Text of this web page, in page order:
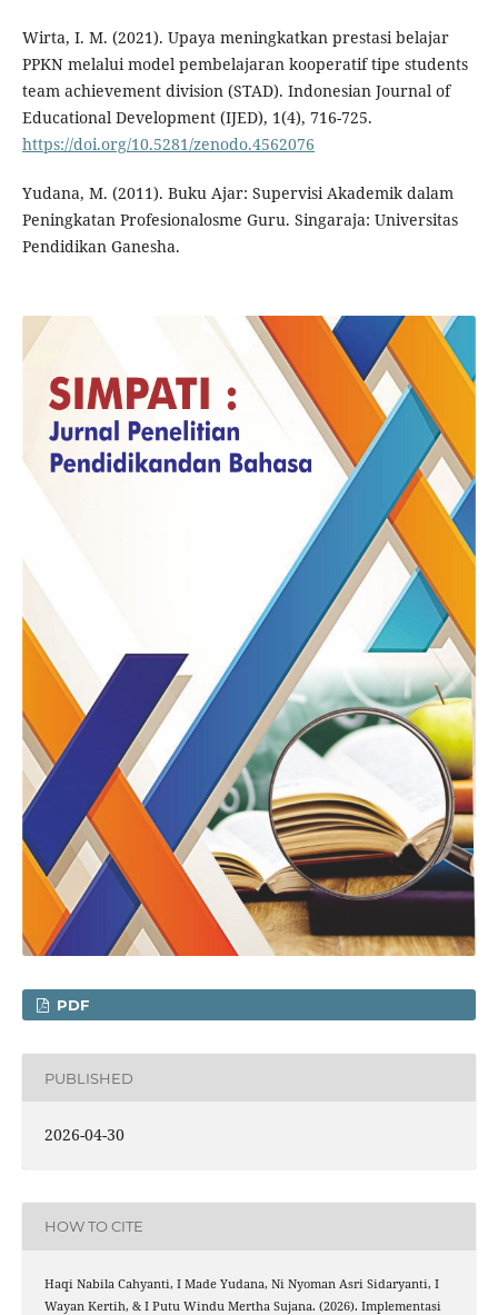
Wirta, I. M. (2021). Upaya meningkatkan prestasi belajar
PPKN melalui model pembelajaran kooperatif tipe students
team achievement division (STAD). Indonesian Journal of
Educational Development (IJED), 1(4), 716-725.
https://doi.org/10.5281/zenodo.4562076
Yudana, M. (2011). Buku Ajar: Supervisi Akademik dalam
Peningkatan Profesionalosme Guru. Singaraja: Universitas
Pendidikan Ganesha.
PDF
PUBLISHED
2026-04-30
HOW TO CITE
Haqi Nabila Cahyanti, I Made Yudana, Ni Nyoman Asri Sidaryanti, I
Wayan Kertih, & I Putu Windu Mertha Sujana. (2026). Implementasi